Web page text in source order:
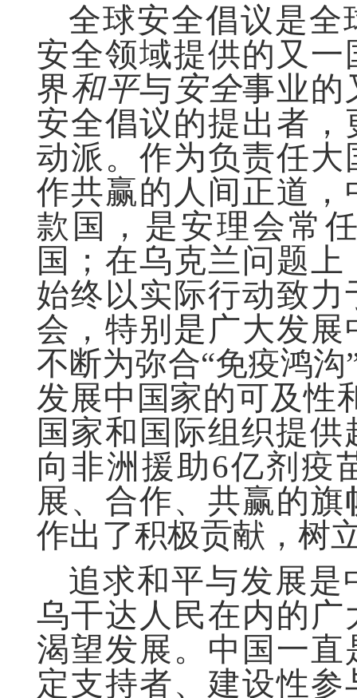
全球安全倡议是全
安全领域提供的又
界和平与安全事业的
安全倡议的提出者
动派。作为负责任大
作共赢的人间正道
款国，是安理会常
国； 在乌克兰问题上
始终以实际行动致
会，特别是广大发
不断为弥合“免疫鸿
发展中国家的可及性
国家和国际组织提
向非洲援助6亿剂疫
展、合作、共赢的
作出了积极贡献，树
追求和平与发展是
乌干达人民在内的
渴望发展。中国一
定支持者、建设性